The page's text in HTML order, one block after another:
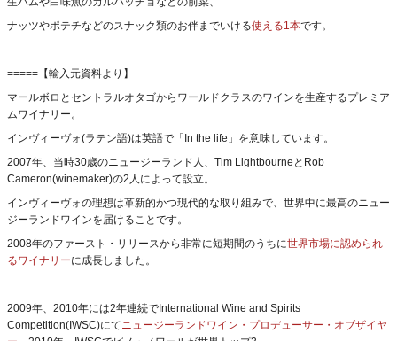
ナッツやポテチなどのスナック類のお伴までいける使える1本です。
=====【輸入元資料より】
マールボロとセントラルオタゴからワールドクラスのワインを生産するプレミア
ムワイナリー。
インヴィーヴォ(ラテン語)は英語で「In the life」を意味しています。
2007年、当時30歳のニュージーランド人、Tim LightbourneとRob
Cameron(winemaker)の2人によって設立。
インヴィーヴォの理想は革新的かつ現代的な取り組みで、世界中に最高のニュー
ジーランドワインを届けることです。
2008年のファースト・リリースから非常に短期間のうちに世界市場に認められ
るワイナリーに成長しました。
2009年、2010年には2年連続でInternational Wine and Spirits
Competition(IWSC)にてニュージーランドワイン・プロデューサー・オブザイヤ